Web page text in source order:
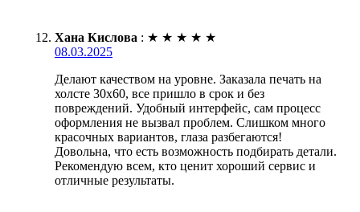
Хана Кислова : ★ ★ ★ ★ ★
08.03.2025
Делают качеством на уровне. Заказала печать на
холсте 30х60, все пришло в срок и без
повреждений. Удобный интерфейс, сам процесс
оформления не вызвал проблем. Слишком много
красочных вариантов, глаза разбегаются!
Довольна, что есть возможность подбирать детали.
Рекомендую всем, кто ценит хороший сервис и
отличные результаты.